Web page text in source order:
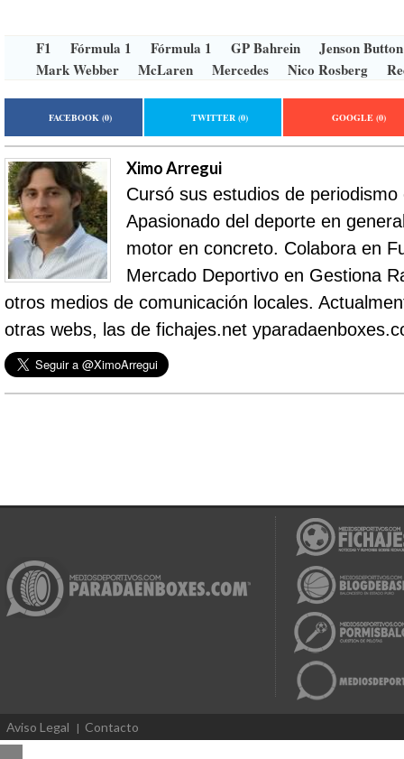
F1 Fórmula 1 Fórmula 1 GP Bahrein
Jenson Button
Mark Webber
McLaren Mercedes Nico Rosberg
FACEBOOK(0) TWITTER(0) GOOGLE(0)
Ximo Arregui
Cursó sus estudios de periodismo
Apasionado del deporte en
motor en concreto. Colabora en
Mercado Deportivo en Gestiona
otros medios de comunicación locales.
otras webs, las de fichajes.net
Aviso Legal Contacto